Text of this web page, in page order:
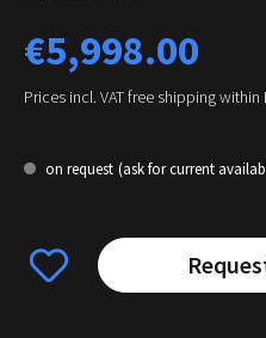
Regular price:
€5,998.00
Prices incl. VAT free shipping within
on request (ask for current